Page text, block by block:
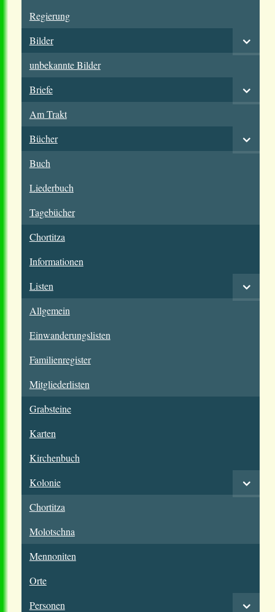
Regierung
Bilder
unbekannte Bilder
Briefe
Am Trakt
Bücher
Buch
Liederbuch
Tagebücher
Chortitza
Informationen
Listen
Allgemein
Einwanderungslisten
Familienregister
Mitgliederlisten
Grabsteine
Karten
Kirchenbuch
Kolonie
Chortitza
Molotschna
Mennoniten
Orte
Personen